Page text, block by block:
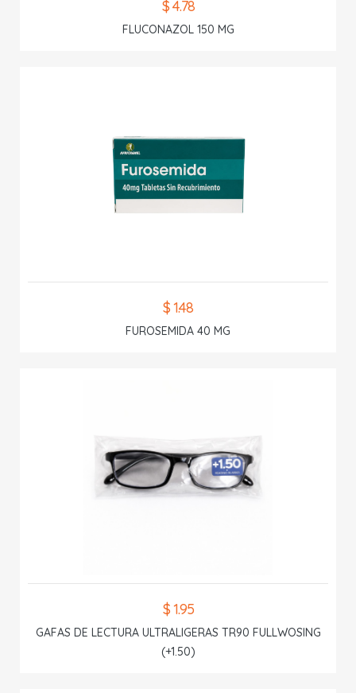
$ 4.78
FLUCONAZOL 150 MG
$ 1.48
FUROSEMIDA 40 MG
$ 1.95
GAFAS DE LECTURA ULTRALIGERAS TR90 FULLWOSING
(+1.50)